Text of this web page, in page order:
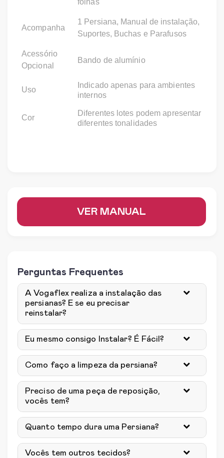
folhas
Acompanha
1 Persiana, Manual de instalação,
Suportes, Buchas e Parafusos
Acessório
Opcional
Bando de alumínio
Uso
Indicado apenas para ambientes
internos
Cor
Diferentes lotes podem apresentar
diferentes tonalidades
VER MANUAL
Perguntas Frequentes
A Vogaflex realiza a instalação das
persianas? E se eu precisar
reinstalar?
Eu mesmo consigo Instalar? É Fácil?
Como faço a limpeza da persiana?
Preciso de uma peça de reposição,
vocês tem?
Quanto tempo dura uma Persiana?
Vocês tem outros tecidos?